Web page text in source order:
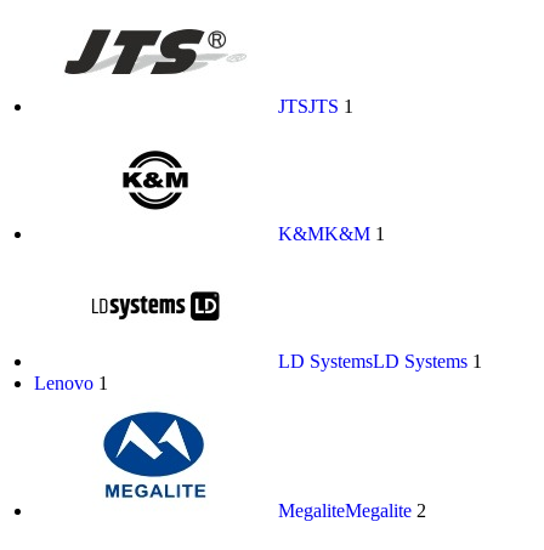
JTSJTS 1
K&MK&M 1
LD SystemsLD Systems 1
Lenovo 1
MegaliteMegalite 2